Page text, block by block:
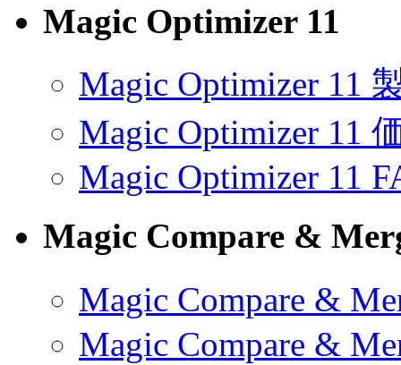
Magic Optimizer 11
Magic Optimizer 11
Magic Optimizer 11
Magic Optimizer 11
Magic Compare &
Magic Compare &
Magic Compare &